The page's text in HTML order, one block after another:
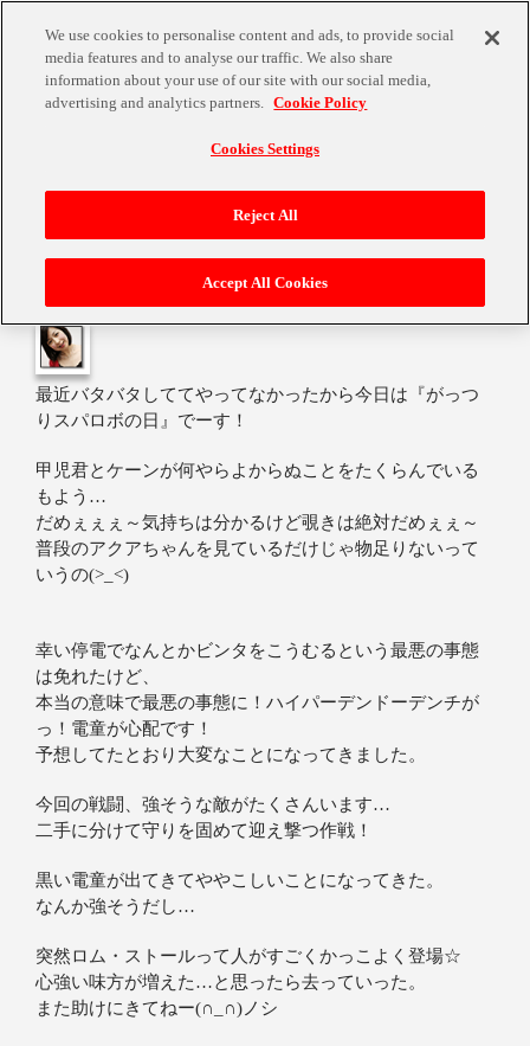
『がっつりスパロボの日』
最近バタバタしててやってなかったから今日は『がっつ
りスパロボの日』でーす！
甲児君とケーンが何やらよからぬことをたくらんでいる
もよう…
だめぇぇぇ～気持ちは分かるけど覗きは絶対だめぇぇ～
普段のアクアちゃんを見ているだけじゃ物足りないって
いうの(>_<)
幸い停電でなんとかビンタをこうむるという最悪の事態
は免れたけど、
本当の意味で最悪の事態に！ハイパーデンドーデンチが
っ！電童が心配です！
予想してたとおり大変なことになってきました。
今回の戦闘、強そうな敵がたくさんいます…
二手に分けて守りを固めて迎え撃つ作戦！
黒い電童が出てきてややこしいことになってきた。
なんか強そうだし…
突然ロム・ストールって人がすごくかっこよく登場☆
心強い味方が増えた…と思ったら去っていった。
また助けにきてねー(∩_∩)ノシ
We use cookies to personalise content and ads, to provide social
media features and to analyse our traffic. We also share
information about your use of our site with our social media,
advertising and analytics partners. Cookie Policy
Cookies Settings
Reject All
Accept All Cookies